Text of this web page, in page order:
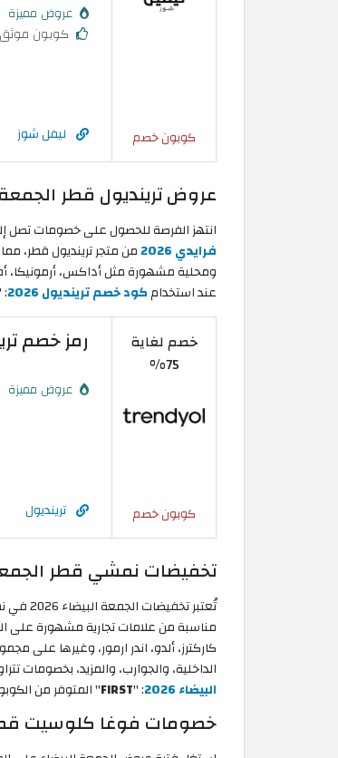
كوبون خصم
عروض مميزة
كوبون موثق
ليفل شوز
عروض ترينديول قطر
انتهز الفرصة للحصول على خصومات تصل إلى 60% على تشكيلة واسعة من أرقى منتجات
فرايدي 2026
من متجر ترينديول قطر،
عند استخدامكود خصم ترينديول 2026
خصم لغاية
75%
كوبون خصم
رمز خصم ترينديول
عروض مميزة
ترينديول
تخفيضات نمشي قطر
تُعتبر
مناسبة من علامات تجارية مشهورة على
كاركترز، ألدو، اندر ارمور، وغيرها على
الداخلية، والجوارب، والمزيد، بخصومات تتراوح بين 40% إلى 80%. احرص
البيضاء 2026
: "
FIRST" المتوفر من
خصومات فوغا كلوسيت